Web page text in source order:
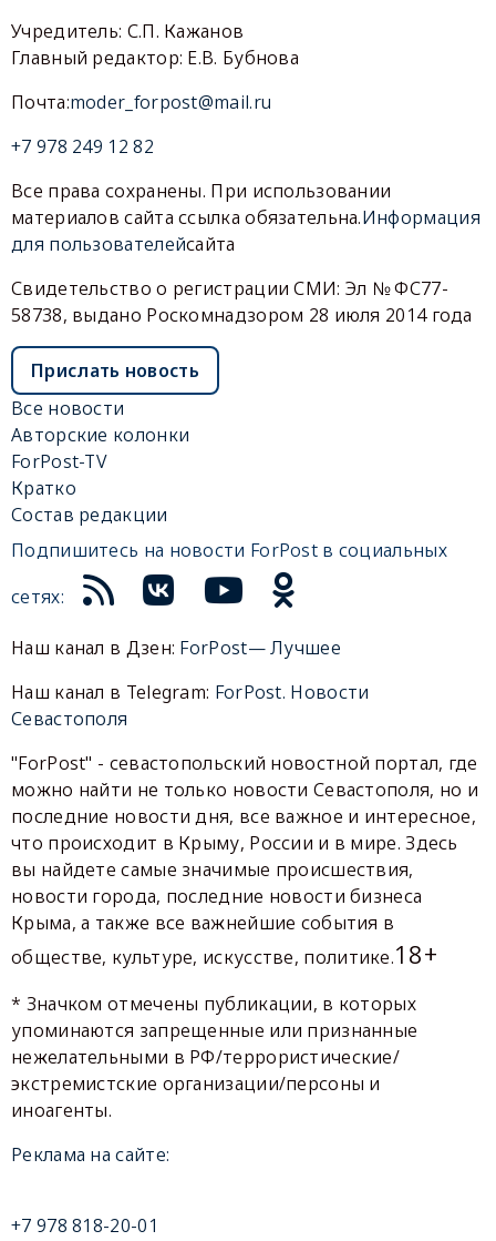
Учредитель: С.П. Кажанов
Главный редактор: Е.В. Бубнова
Почта:moder_forpost@mail.ru
+7 978 249 12 82
Все права сохранены. При использовании
материалов сайта ссылка обязательна.Информация
для пользователейсайта
Свидетельство о регистрации СМИ: Эл № ФС77-
58738, выдано Роскомнадзором 28 июля 2014 года
Прислать новость
Все новости
Авторские колонки
ForPost-TV
Кратко
Состав редакции
Подпишитесь на новости ForPost в социальных
сетях:
Наш канал в Дзен: ForPost— Лучшее
Наш канал в Telegram: ForPost. Новости
Севастополя
"ForPost" - севастопольский новостной портал, где
можно найти не только новости Севастополя, но и
последние новости дня, все важное и интересное,
что происходит в Крыму, России и в мире. Здесь
вы найдете самые значимые происшествия,
новости города, последние новости бизнеса
Крыма, а также все важнейшие события в
обществе, культуре, искусстве, политике.18+
* Значком отмечены публикации, в которых
упоминаются запрещенные или признанные
нежелательными в РФ/террористические/
экстремистские организации/персоны и
иноагенты.
Реклама на сайте:
+7 978 818-20-01